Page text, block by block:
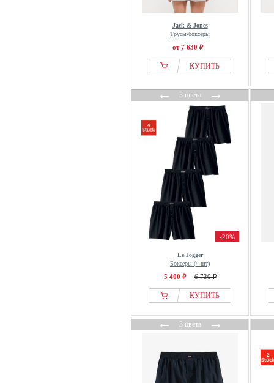
Jack & Jones
Трусы-боксеры
от 7 630 ₽
КУПИТЬ
←3 цвета→
-20%
Le Jogger
Боксеры (4 шт)
5 400 ₽ 6 730 ₽
КУПИТЬ
←3 цвета→